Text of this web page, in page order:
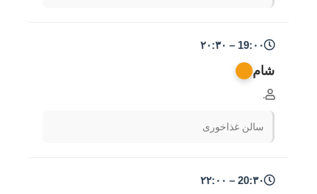
19:۰۰ – ۲۰:۳۰
شام
.
سالن غذاخوری
20:۳۰ – ۲۲:۰۰